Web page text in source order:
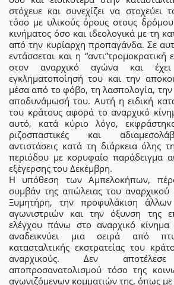
στόχευε και συνεχίζει να στοχεύει
τόσο με υλικούς όρους στους
κινήματος όσο και ιδεολογικά με τη
από την κυρίαρχη προπαγάνδα. Σε
εντάσσεται και η “αντι”τρομοκρατική
στον αναρχικό αγώνα και
εγκληματοποίησή του και την
μέσα από το φόβο, τη λασπολογία,
αποδυνάμωσή του. Αυτή η ειδική
του κράτους αφορά το αναρχικό
αυτό, κατά κύριο λόγο,
ριζοσπαστικές και
αντιστάσεις κατά τη διάρκεια όλης
περιόδου με κορυφαίο παράδειγμα
εξέγερσης του Δεκέμβρη.
Η υπόθεση των Αμπελοκήπων,
συμβάν της απώλειας του αναρχικού
Ξυμητήρη, την προφυλάκιση
αγωνιστριών και την όξυνση της
ελέγχου πάνω στο αναρχικό κίνημα
αναδεικνύει μια σειρά από
κατασταλτικής εκστρατείας του
αναρχικούς. Δεν
αποπροσανατολισμού τόσο της
αγωνιζόμενων κομματιών της, όπως με